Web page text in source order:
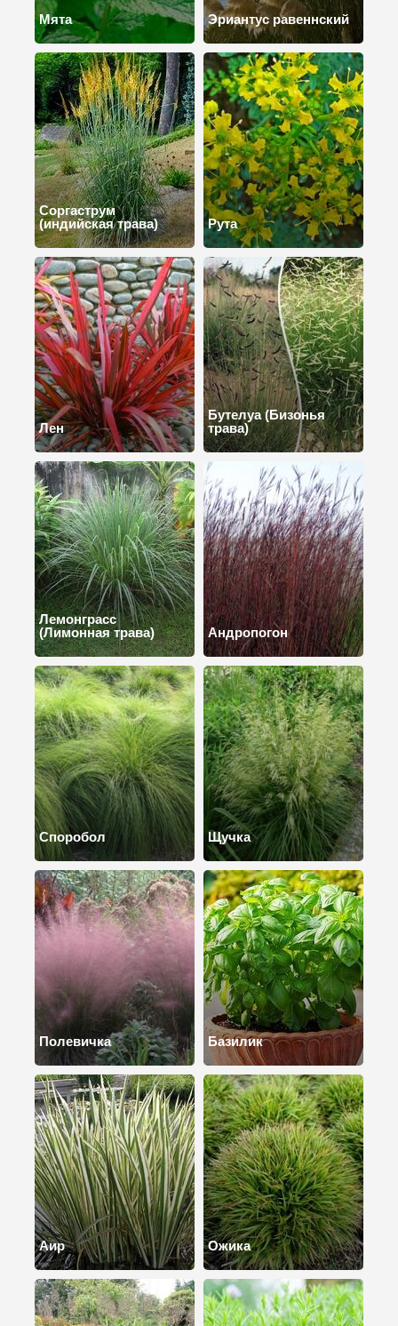
Мята Эриантус равеннский
Соргаструм
(индийская трава)
Рута
Лен
Бутелуа (Бизонья
трава)
Лемонграсс
(Лимонная трава)
Андропогон
Споробол Щучка
Полевичка Базилик
Аир Ожика